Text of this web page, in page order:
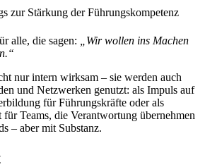
zur Stärkung der Führungskompetenz
alle, die sagen:
„Wir wollen ins Machen
nur intern wirksam – sie werden auch
und Netzwerken genutzt: als Impuls auf
für Führungskräfte oder als
Teams, die Verantwortung übernehmen
– aber mit Substanz.